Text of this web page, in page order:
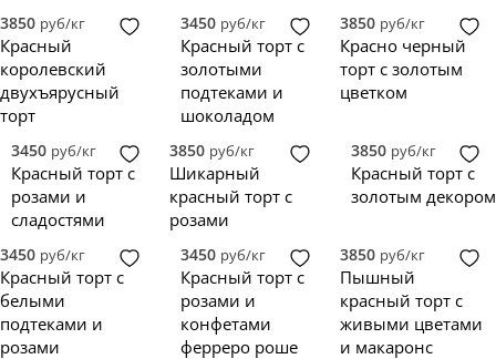
3850 руб/кг
Красный
королевский
двухъярусный
торт
3450 руб/кг
Красный торт с
золотыми
подтеками и
шоколадом
3850 руб/кг
Красно черный
торт с золотым
цветком
3450 руб/кг
Красный торт с
розами и
сладостями
3850 руб/кг
Шикарный
красный торт с
розами
3850 руб/кг
Красный торт с
золотым декором
3450 руб/кг
Красный торт с
белыми
подтеками и
розами
3450 руб/кг
Красный торт с
розами и
конфетами
ферреро роше
3850 руб/кг
Пышный
красный торт с
живыми цветами
и макаронс